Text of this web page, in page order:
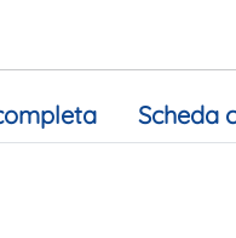
Scheda